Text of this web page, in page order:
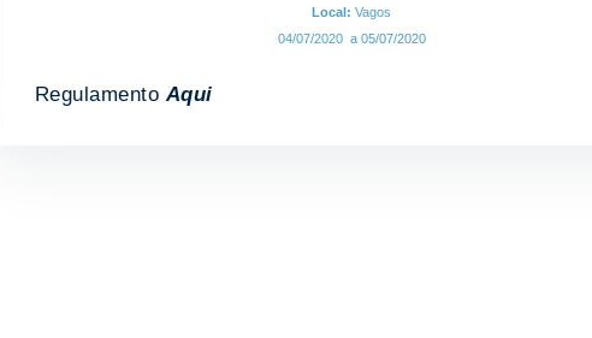
Local: Vagos
04/07/2020 a 05/07/2020
RegulamentoAqui